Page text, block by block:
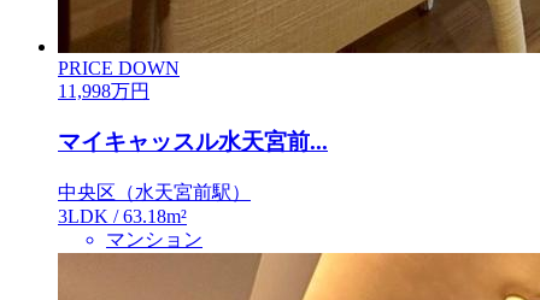
PRICE DOWN
11,998万円
マイキャッスル水天宮前...
中央区（水天宮前駅）
3LDK / 63.18m²
マンション